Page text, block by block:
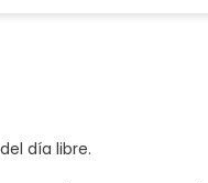
día libre.